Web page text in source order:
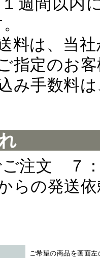
料は、当
指定のお
み手数料
ご注文 ７
らの発送
ご希望の商品を画面